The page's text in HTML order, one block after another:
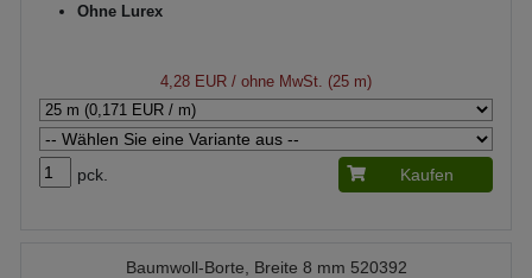
Ohne Lurex
4,28 EUR / ohne MwSt. (25 m)
pck. Kaufen
Baumwoll-Borte, Breite 8 mm 520392